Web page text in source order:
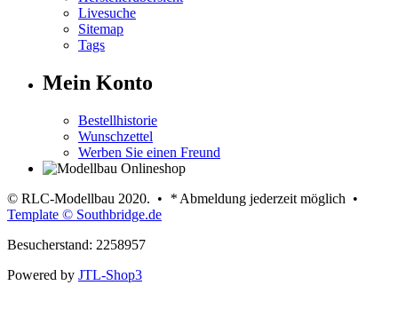
Livesuche
Sitemap
Tags
Mein Konto
Bestellhistorie
Wunschzettel
Werben Sie einen Freund
© RLC-Modellbau 2020. • * Abmeldung jederzeit möglich •
Template © Southbridge.de
Besucherstand: 2258957
Powered by JTL-Shop3